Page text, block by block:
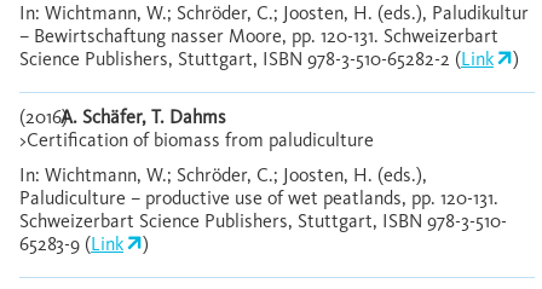
In: Wichtmann, W.; Schröder, C.; Joosten, H. (eds.), Paludikultur
– Bewirtschaftung nasser Moore, pp. 120-131. Schweizerbart
Science Publishers, Stuttgart, ISBN 978-3-510-65282-2 (Link )
(2016)A. Schäfer, T. Dahms
>Certification of biomass from paludiculture
In: Wichtmann, W.; Schröder, C.; Joosten, H. (eds.),
Paludiculture – productive use of wet peatlands, pp. 120-131.
Schweizerbart Science Publishers, Stuttgart, ISBN 978-3-510-
65283-9 (Link )